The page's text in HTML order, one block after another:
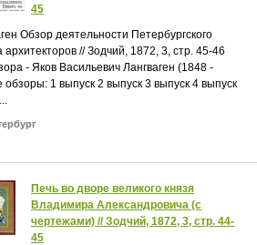
45
Обзор деятельности Петербургского
архитекторов // Зодчий, 1872, 3, стр. 45-46
- Яков Васильевич Лангваген (1848 -
обзоры: 1 выпуск 2 выпуск 3 выпуск 4 выпуск
Печь во дворе великого князя
Владимира Александровича (с
чертежами) // Зодчий, 1872, 3, стр. 44-
45